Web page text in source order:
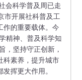
科学普及周已走
市开展社科普及工
作的重要载体。今
精神、普及科学知
，坚持守正创新，
科素养，提升城市
挥更大作用。